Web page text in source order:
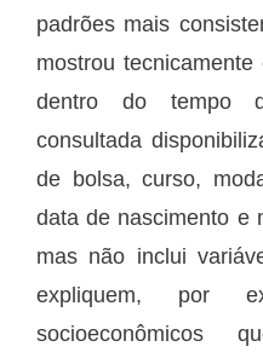
padrões mais
mostrou
dentro do tempo
consultada
de bolsa, curso,
data de nascimento e
mas não inclui
expliquem, por
socioeconômicos